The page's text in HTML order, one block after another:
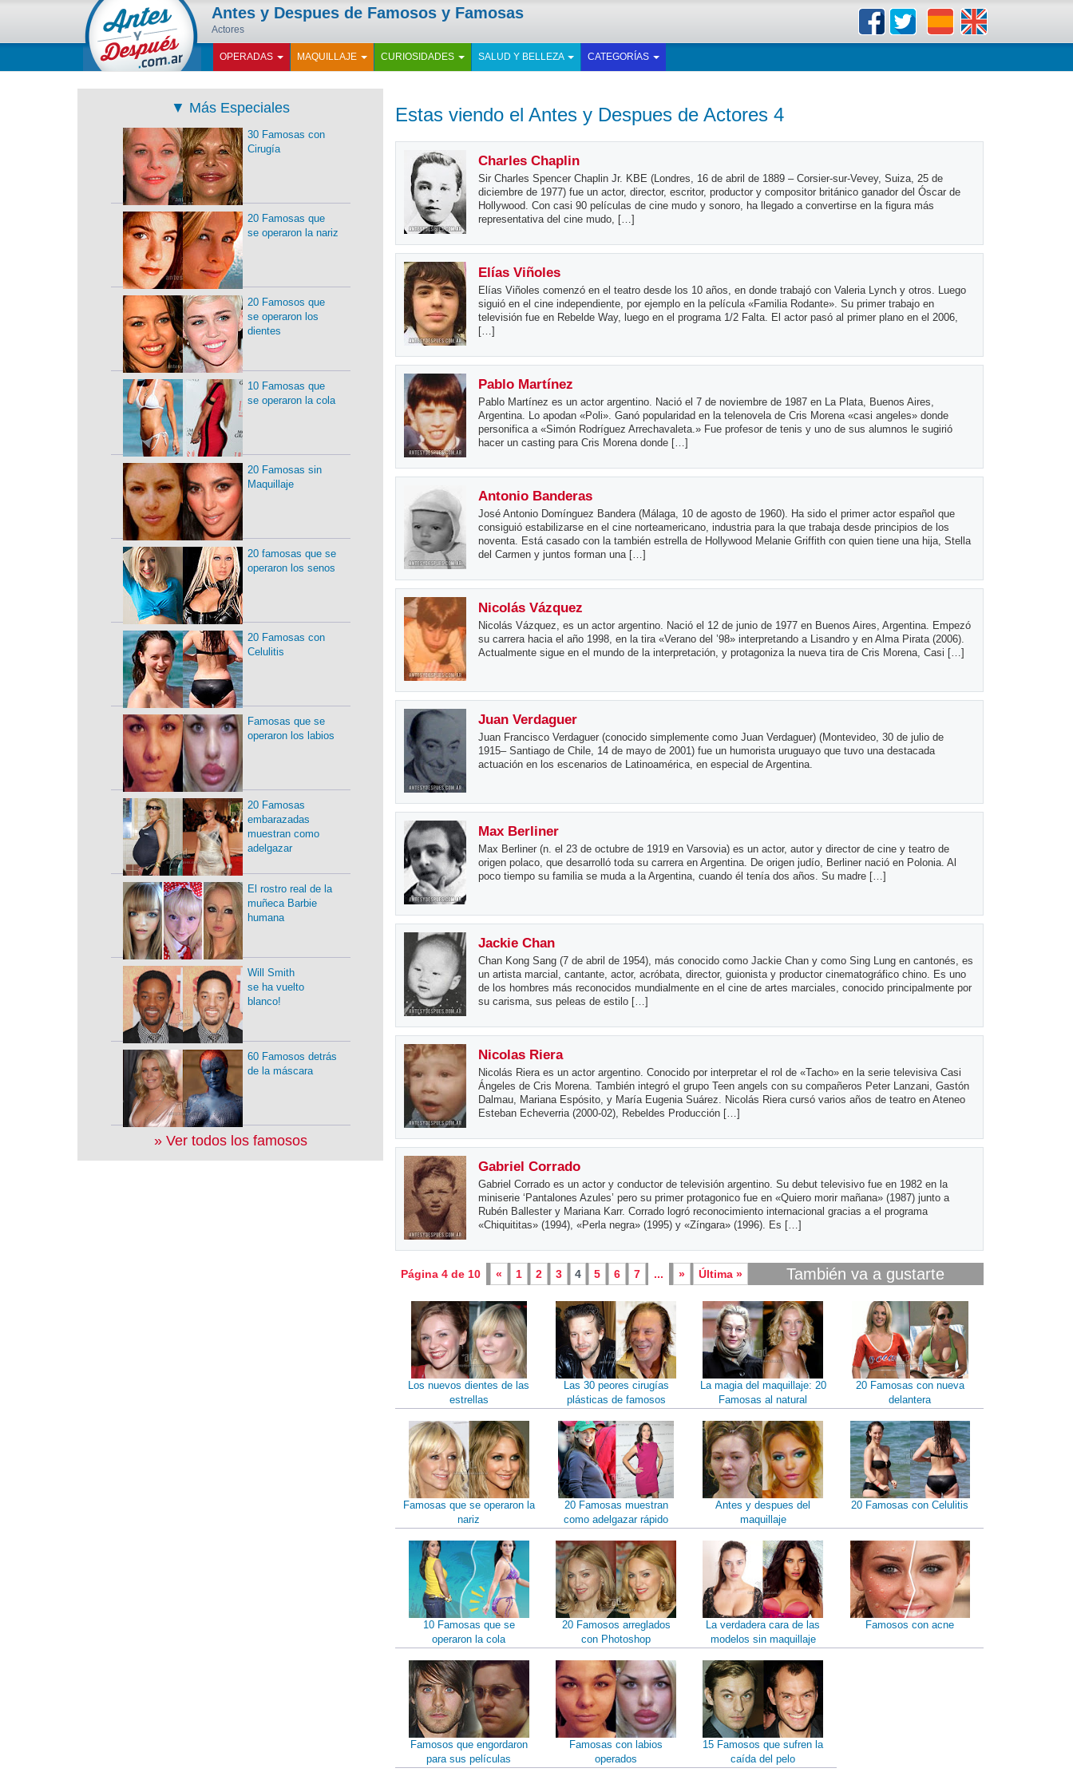
Antes y Despues de Famosos y Famosas
Actores
OPERADAS MAQUILLAJE CURIOSIDADES SALUD Y BELLEZA CATEGORÍAS
Estas viendo el Antes y Despues de Actores 4
Charles Chaplin
Sir Charles Spencer Chaplin Jr. KBE (Londres, 16 de abril de 1889 – Corsier-sur-Vevey, Suiza, 25 de
diciembre de 1977) fue un actor, director, escritor, productor y compositor británico ganador del Óscar de
Hollywood. Con casi 90 películas de cine mudo y sonoro, ha llegado a convertirse en la figura más
representativa del cine mudo, […]
Elías Viñoles
Elías Viñoles comenzó en el teatro desde los 10 años, en donde trabajó con Valeria Lynch y otros. Luego
siguió en el cine independiente, por ejemplo en la película «Familia Rodante». Su primer trabajo en
televisión fue en Rebelde Way, luego en el programa 1/2 Falta. El actor pasó al primer plano en el 2006,
[…]
Pablo Martínez
Pablo Martínez es un actor argentino. Nació el 7 de noviembre de 1987 en La Plata, Buenos Aires,
Argentina. Lo apodan «Poli». Ganó popularidad en la telenovela de Cris Morena «casi angeles» donde
personifica a «Simón Rodríguez Arrechavaleta.» Fue profesor de tenis y uno de sus alumnos le sugirió
hacer un casting para Cris Morena donde […]
Antonio Banderas
José Antonio Domínguez Bandera (Málaga, 10 de agosto de 1960). Ha sido el primer actor español que
consiguió estabilizarse en el cine norteamericano, industria para la que trabaja desde principios de los
noventa. Está casado con la también estrella de Hollywood Melanie Griffith con quien tiene una hija, Stella
del Carmen y juntos forman una […]
Nicolás Vázquez
Nicolás Vázquez, es un actor argentino. Nació el 12 de junio de 1977 en Buenos Aires, Argentina. Empezó
su carrera hacia el año 1998, en la tira «Verano del ’98» interpretando a Lisandro y en Alma Pirata (2006).
Actualmente sigue en el mundo de la interpretación, y protagoniza la nueva tira de Cris Morena, Casi […]
Juan Verdaguer
Juan Francisco Verdaguer (conocido simplemente como Juan Verdaguer) (Montevideo, 30 de julio de
1915– Santiago de Chile, 14 de mayo de 2001) fue un humorista uruguayo que tuvo una destacada
actuación en los escenarios de Latinoamérica, en especial de Argentina.
Max Berliner
Max Berliner (n. el 23 de octubre de 1919 en Varsovia) es un actor, autor y director de cine y teatro de
origen polaco, que desarrolló toda su carrera en Argentina. De origen judío, Berliner nació en Polonia. Al
poco tiempo su familia se muda a la Argentina, cuando él tenía dos años. Su madre […]
Jackie Chan
Chan Kong Sang (7 de abril de 1954), más conocido como Jackie Chan y como Sing Lung en cantonés, es
un artista marcial, cantante, actor, acróbata, director, guionista y productor cinematográfico chino. Es uno
de los hombres más reconocidos mundialmente en el cine de artes marciales, conocido principalmente por
su carisma, sus peleas de estilo […]
Nicolas Riera
Nicolás Riera es un actor argentino. Conocido por interpretar el rol de «Tacho» en la serie televisiva Casi
Ángeles de Cris Morena. También integró el grupo Teen angels con su compañeros Peter Lanzani, Gastón
Dalmau, Mariana Espósito, y María Eugenia Suárez. Nicolás Riera cursó varios años de teatro en Ateneo
Esteban Echeverria (2000-02), Rebeldes Producción […]
Gabriel Corrado
Gabriel Corrado es un actor y conductor de televisión argentino. Su debut televisivo fue en 1982 en la
miniserie ‘Pantalones Azules’ pero su primer protagonico fue en «Quiero morir mañana» (1987) junto a
Rubén Ballester y Mariana Karr. Corrado logró reconocimiento internacional gracias a el programa
«Chiquititas» (1994), «Perla negra» (1995) y «Zíngara» (1996). Es […]
Página 4 de 10 « 1 2 3 4 5 6 7 ... » Última » También va a gustarte
Los nuevos dientes de las
estrellas
Las 30 peores cirugías
plásticas de famosos
La magia del maquillaje: 20
Famosas al natural
20 Famosas con nueva
delantera
Famosas que se operaron la
nariz
20 Famosas muestran
como adelgazar rápido
Antes y despues del
maquillaje
20 Famosas con Celulitis
10 Famosas que se
operaron la cola
20 Famosos arreglados
con Photoshop
La verdadera cara de las
modelos sin maquillaje
Famosos con acne
Famosos que engordaron
para sus películas
Famosas con labios
operados
15 Famosos que sufren la
caída del pelo
▼ Más Especiales
30 Famosas con
Cirugía
20 Famosas que
se operaron la nariz
20 Famosos que
se operaron los
dientes
10 Famosas que
se operaron la cola
20 Famosas sin
Maquillaje
20 famosas que se
operaron los senos
20 Famosas con
Celulitis
Famosas que se
operaron los labios
20 Famosas
embarazadas
muestran como
adelgazar
El rostro real de la
muñeca Barbie
humana
Will Smith
se ha vuelto
blanco!
60 Famosos detrás
de la máscara
» Ver todos los famosos